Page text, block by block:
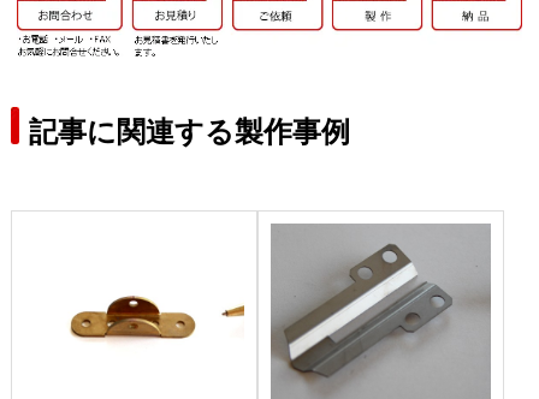
記事に関連する製作事例